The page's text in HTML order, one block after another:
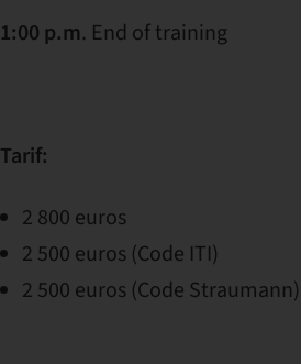
1:00 p.m. End of training
Tarif:
2 800 euros
2 500 euros (Code ITI)
2 500 euros (Code Straumann)